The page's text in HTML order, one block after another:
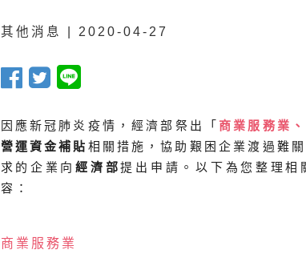
其他消息 | 2020-04-27
因應新冠肺炎疫情，經濟部祭出「 商業服務業
營運資金補貼 相關措施，協助艱困企業渡過難
求的企業向經濟部提出申請。以下為您整理相
容：
商業服務業